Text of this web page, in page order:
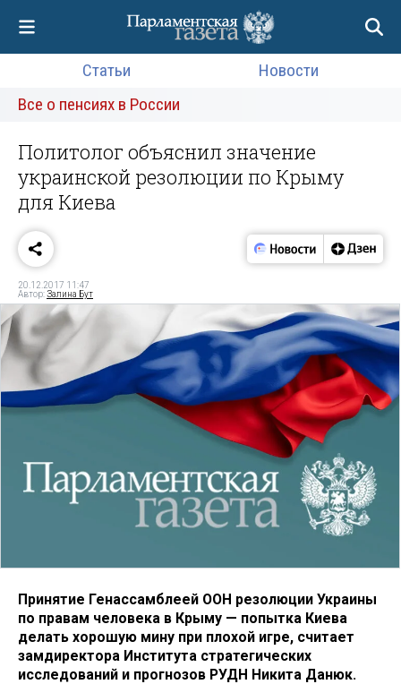
Статьи
Новости
Все о пенсиях в России
Политолог объяснил значение
украинской резолюции по Крыму
для Киева
20.12.2017 11:47
Автор:Залина Бут
Принятие Генассамблеей ООН резолюции Украины
по правам человека в Крыму — попытка Киева
делать хорошую мину при плохой игре, считает
замдиректора Института стратегических
исследований и прогнозов РУДН Никита Данюк.